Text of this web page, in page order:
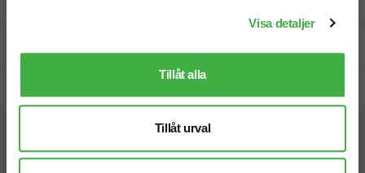
Visa detaljer
Tillåt alla
Tillåt urval
Vi hjälper dig gärna!